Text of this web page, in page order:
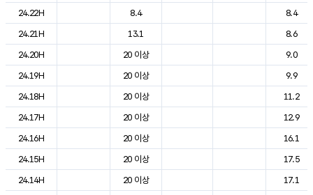
24.22H
8.4
8.4
24.21H
13.1
8.6
24.20H
20 이상
9.0
24.19H
20 이상
9.9
24.18H
20 이상
11.2
24.17H
20 이상
12.9
24.16H
20 이상
16.1
24.15H
20 이상
17.5
24.14H
20 이상
17.1